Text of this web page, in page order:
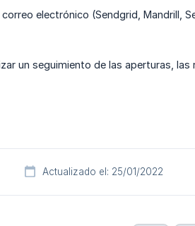
electrónico (Sendgrid, Mandrill,
un seguimiento de las aperturas, las
Actualizado el: 25/01/2022